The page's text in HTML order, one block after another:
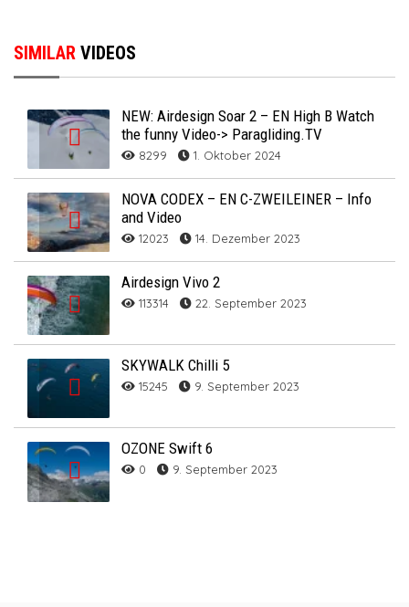
SIMILAR VIDEOS
NEW: Airdesign Soar 2 – EN High B Watch
the funny Video-> Paragliding.TV
8299 1. Oktober 2024
NOVA CODEX – EN C-ZWEILEINER – Info
and Video
12023 14. Dezember 2023
Airdesign Vivo 2
113314 22. September 2023
SKYWALK Chilli 5
15245 9. September 2023
OZONE Swift 6
0 9. September 2023